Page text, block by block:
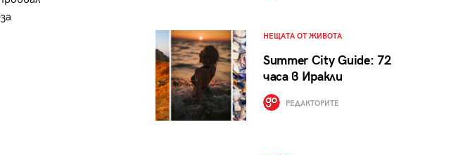
НЕЩАТА ОТ ЖИВОТА
Summer City Guide: 72
часа в Иракли
РЕДАКТОРИТЕ